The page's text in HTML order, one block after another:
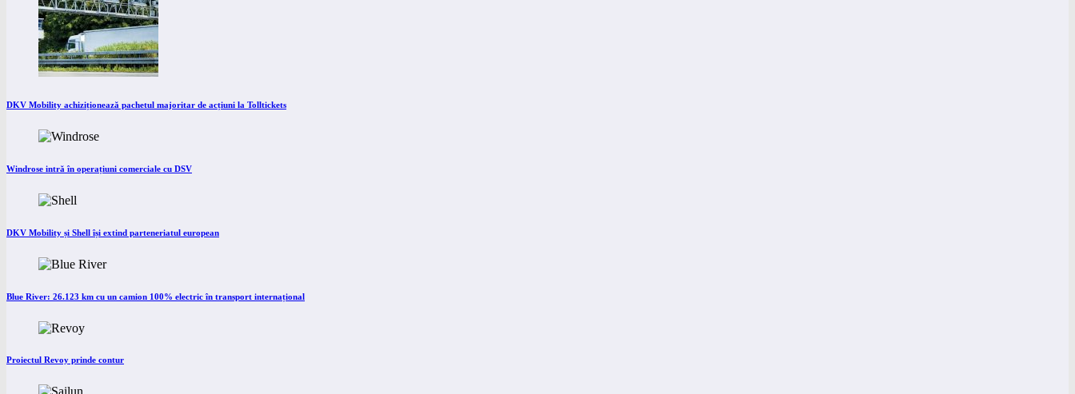
DKV Mobility achiziționează pachetul majoritar de acțiuni la Tolltickets
Windrose intră în operațiuni comerciale cu DSV
DKV Mobility și Shell își extind parteneriatul european
Blue River: 26.123 km cu un camion 100% electric în transport internațional
Proiectul Revoy prinde contur